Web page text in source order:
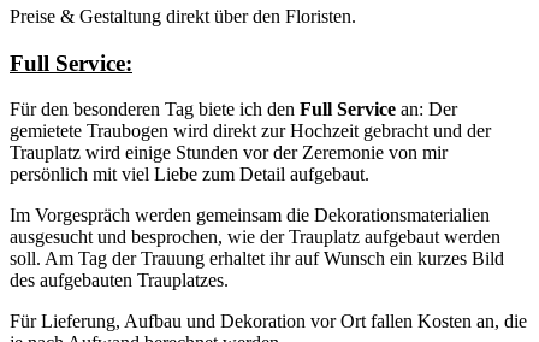
Preise & Gestaltung direkt über den Floristen.
Full Service:
Für den besonderen Tag biete ich den Full Service an: Der
gemietete Traubogen wird direkt zur Hochzeit gebracht und der
Trauplatz wird einige Stunden vor der Zeremonie von mir
persönlich mit viel Liebe zum Detail aufgebaut.
Im Vorgespräch werden gemeinsam die Dekorationsmaterialien
ausgesucht und besprochen, wie der Trauplatz aufgebaut werden
soll. Am Tag der Trauung erhaltet ihr auf Wunsch ein kurzes Bild
des aufgebauten Trauplatzes.
Für Lieferung, Aufbau und Dekoration vor Ort fallen Kosten an, die